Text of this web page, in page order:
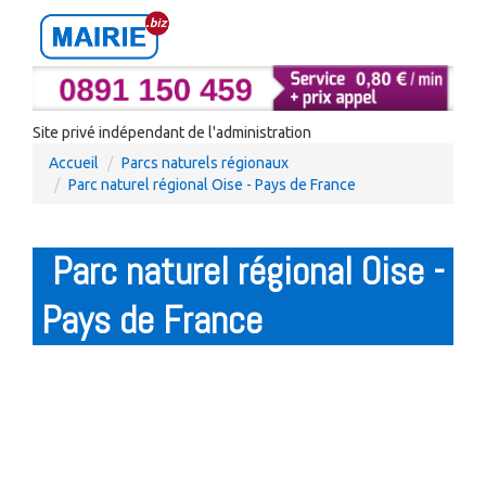
Site privé indépendant de l'administration
Accueil
Parcs naturels régionaux
Parc naturel régional Oise - Pays de France
Parc naturel régional Oise -
Pays de France